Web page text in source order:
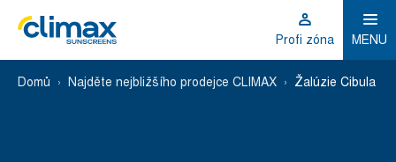
Profi zóna MENU
Domů Najděte nejbližšího prodejce CLIMAX Žalúzie Cibula